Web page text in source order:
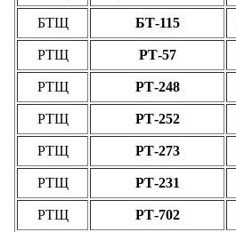
БТЩ БТ-115
РТЩ РТ-57
РТЩ РТ-248
РТЩ РТ-252
РТЩ РТ-273
РТЩ РТ-231
РТЩ РТ-702